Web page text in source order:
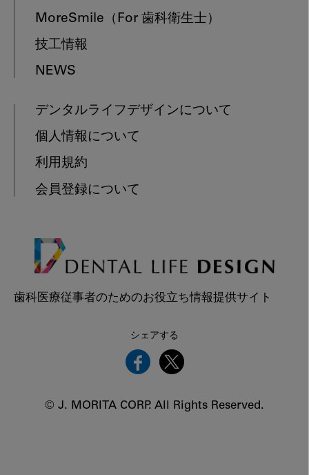
MoreSmile （For 歯科衛生士）
技工情報
NEWS
デンタルライフデザインについて
個人情報について
利用規約
会員登録について
歯科医療従事者のためのお役立ち情報提供サイト
シェアする
© J. MORITA CORP. All Rights Reserved.